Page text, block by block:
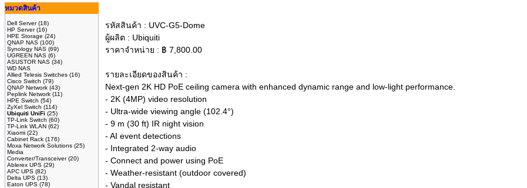
หมวดสินค้า
Dell Server(18)
HP Server(16)
HPE Storage (24)
QNAP NAS (100)
Synology NAS (69)
UGREEN NAS (6)
ASUSTOR NAS (34)
WD NAS
Allied Telesis Switches (16)
Cisco Switch (79)
QNAP Network (43)
Peplink Network (11)
HPE Switch (54)
ZyXel Switch (114)
Ubiquiti UniFi (25)
TP-Link Switch (60)
TP-Link WLAN (62)
Xiaomi (22)
Cabinet Rack (176)
Moxa Network Solutions (25)
Media
Converter/Transceiver(20)
Ablerex UPS (29)
APC UPS (82)
Delta UPS (13)
Eaton UPS (78)
รหัสสินค้า : UVC-G5-Dome
ผู้ผลิต : Ubiquiti
ราคาจำหน่าย : ฿ 7,800.00
รายละเอียดของสินค้า :
Next-gen 2K HD PoE ceiling camera with enhanced dynamic range and low-light performance.
- 2K (4MP) video resolution
- Ultra-wide viewing angle (102.4°)
- 9 m (30 ft) IR night vision
- AI event detections
- Integrated 2-way audio
- Connect and power using PoE
- Weather-resistant (outdoor covered)
- Vandal resistant